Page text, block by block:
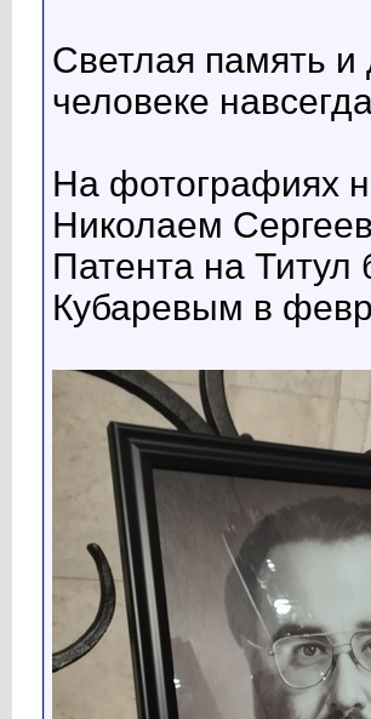
Светлая память
человеке
На фотографиях
Николаем
Патента на
Кубаревым в